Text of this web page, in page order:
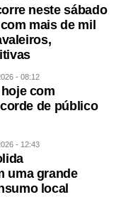
neste sábado
mais de mil
- 08:12
com
de público
- 12:43
uma grande
local